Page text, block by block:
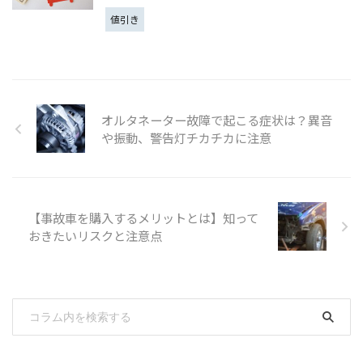
値引き
オルタネーター故障で起こる症状は？異音
や振動、警告灯チカチカに注意
【事故車を購入するメリットとは】知って
おきたいリスクと注意点